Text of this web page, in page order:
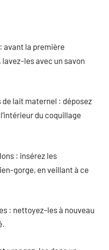
avant la première
les avec un savon
lait maternel : déposez
du coquillage
: insérez les
gorge, en veillant à ce
: nettoyez-les à nouveau